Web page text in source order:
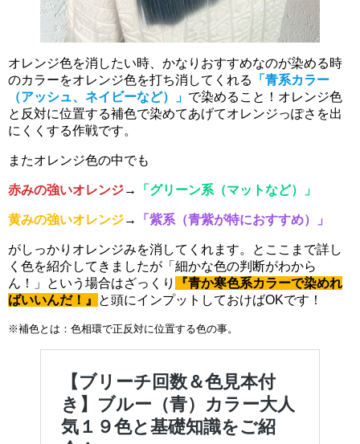
オレンジ色を消したい時、かなりおすすめなのが染める時
のカラーをオレンジ色を打ち消してくれる
「青系カラー
（アッシュ、ネイビーなど）」 で染めること！オレンジ色
と反対に位置する補色で染めてあげてオレンジっぽさを出
にくくする作戦です。
またオレンジ色の中でも
赤みの強いオレンジ→ 「グリーン系（マットなど）」
黄みの強いオレンジ→ 「紫系（青紫が特におすすめ）」
がしっかりオレンジみを消してくれます。とここまで詳し
く色を紹介してきましたが「細かな色の判断がわから
ん！」という場合はざっくり
『青か寒色系カラーで染めれ
ばいいんだ！』
と頭にインプットしておけばOKです！
※補色とは：色相環で正反対に位置する色の事。